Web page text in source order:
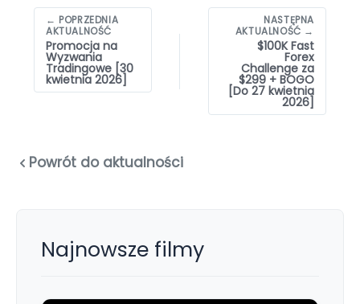
Nawigacja
wpisów
← POPRZEDNIA
AKTUALNOŚĆ
Promocja na
Wyzwania
Tradingowe [30
kwietnia 2026]
NASTĘPNA
AKTUALNOŚĆ →
$100K Fast
Forex
Challenge za
$299 + BOGO
[Do 27 kwietnia
2026]
Powrót do aktualności
Najnowsze filmy